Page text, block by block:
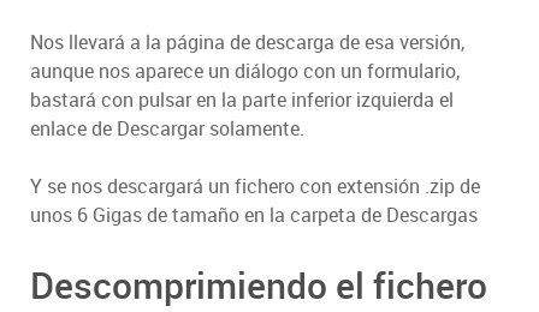
Nos llevará a la página de descarga de esa versión,
aunque nos aparece un diálogo con un formulario,
bastará con pulsar en la parte inferior izquierda el
enlace de Descargar solamente.
Y se nos descargará un fichero con extensión .zip de
unos 6 Gigas de tamaño en la carpeta de Descargas
Descomprimiendo el fichero